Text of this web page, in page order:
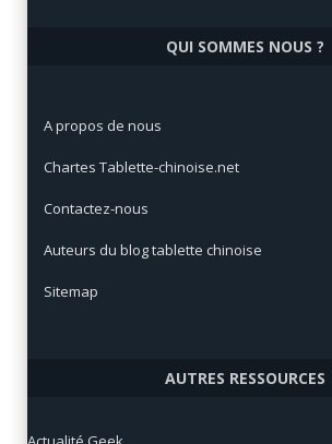
QUI SOMMES NOUS ?
A propos de nous
Chartes Tablette-chinoise.net
Contactez-nous
Auteurs du blog tablette chinoise
Sitemap
AUTRES RESSOURCES